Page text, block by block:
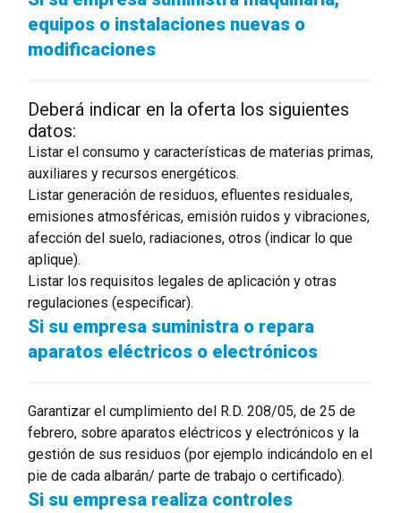
equipos o instalaciones nuevas o
modificaciones
Deberá indicar en la oferta los siguientes
datos:
Listar el consumo y características de materias primas,
auxiliares y recursos energéticos.
Listar generación de residuos, efluentes residuales,
emisiones atmosféricas, emisión ruidos y vibraciones,
afección del suelo, radiaciones, otros (indicar lo que
aplique).
Listar los requisitos legales de aplicación y otras
regulaciones (especificar).
Si su empresa suministra o repara
aparatos eléctricos o electrónicos
Garantizar el cumplimiento del R.D. 208/05, de 25 de
febrero, sobre aparatos eléctricos y electrónicos y la
gestión de sus residuos (por ejemplo indicándolo en el
pie de cada albarán/ parte de trabajo o certificado).
Si su empresa realiza controles